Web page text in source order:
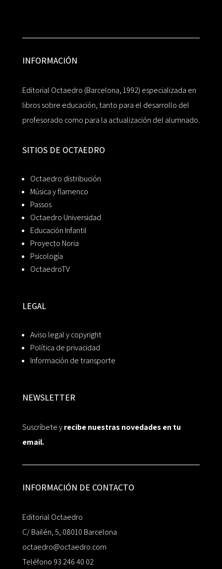
INFORMACIÓN
Editorial Octaedro (Barcelona, 1992) especializada en
libros sobre educación, tanto para el desarrollo del
profesorado como para la actualización del alumnado.
SITIOS DE OCTAEDRO
Octaedro distribución
Música y flamenco
Passos
Octaedro Universidad
Educación Infantil
Proyecto Noria
Psicología
OctaedroTV
LEGAL
Aviso legal y copyright
Política de privacidad
Información de transporte
NEWSLETTER
Suscríbete yrecibe nuestras novedades en tu
email.
INFORMACIÓN DE CONTACTO
Editorial Octaedro
C/ Bailén, 5, 08010 Barcelona
octaedro@octaedro.com
Teléfono 93 246 40 02